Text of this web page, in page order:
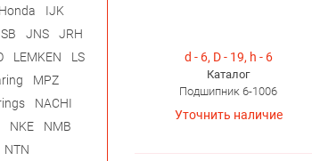
d - 6, D - 19, h - 6
Каталог
Подшипник 6-1006
Уточнить наличие
Honda
IJK
JNS
JRH
LEMKEN
LS
MPZ
NACHI
NKE
NMB
NTN